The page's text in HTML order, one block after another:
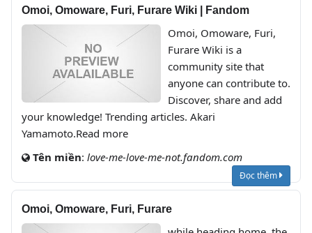
Omoi, Omoware, Furi, Furare Wiki | Fandom
Omoi, Omoware, Furi,
Furare Wiki is a
community site that
anyone can contribute to.
Discover, share and add
your knowledge! Trending articles. Akari
Yamamoto.Read more
Tên miền: love-me-love-me-not.fandom.com
Đọc thêm
Omoi, Omoware, Furi, Furare